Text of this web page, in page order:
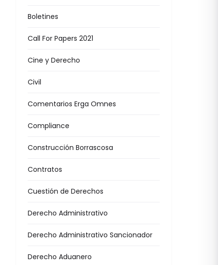
Boletines
Call For Papers 2021
Cine y Derecho
Civil
Comentarios Erga Omnes
Compliance
Construcción Borrascosa
Contratos
Cuestión de Derechos
Derecho Administrativo
Derecho Administrativo Sancionador
Derecho Aduanero